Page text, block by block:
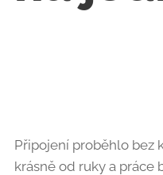
Připojení proběhlo bez
krásně od ruky a práce